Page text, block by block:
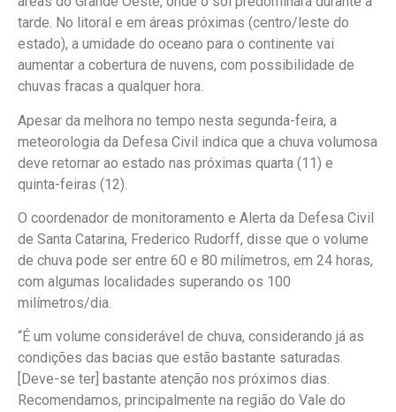
tarde. No litoral e em áreas próximas (centro/leste do
estado), a umidade do oceano para o continente vai
aumentar a cobertura de nuvens, com possibilidade de
chuvas fracas a qualquer hora.
Apesar da melhora no tempo nesta segunda-feira, a
meteorologia da Defesa Civil indica que a chuva volumosa
deve retornar ao estado nas próximas quarta (11) e
quinta-feiras (12).
O coordenador de monitoramento e Alerta da Defesa Civil
de Santa Catarina, Frederico Rudorff, disse que o volume
de chuva pode ser entre 60 e 80 milímetros, em 24 horas,
com algumas localidades superando os 100
milímetros/dia.
“É um volume considerável de chuva, considerando já as
condições das bacias que estão bastante saturadas.
[Deve-se ter] bastante atenção nos próximos dias.
Recomendamos, principalmente na região do Vale do